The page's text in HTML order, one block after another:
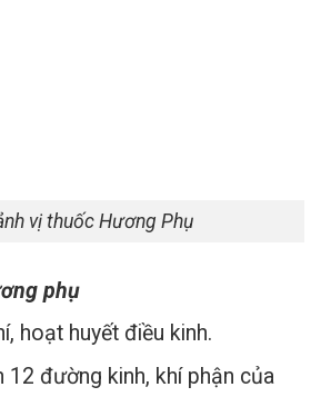
vị thuốc Hương Phụ
phụ
hoạt huyết điều kinh.
12 đường kinh, khí phận của